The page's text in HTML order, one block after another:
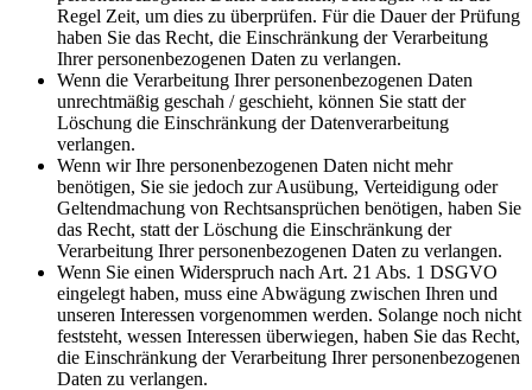
Regel Zeit, um dies zu überprüfen. Für die Dauer der Prüfung
haben Sie das Recht, die Einschränkung der Verarbeitung
Ihrer personenbezogenen Daten zu verlangen.
Wenn die Verarbeitung Ihrer personenbezogenen Daten
unrechtmäßig geschah / geschieht, können Sie statt der
Löschung die Einschränkung der Datenverarbeitung
verlangen.
Wenn wir Ihre personenbezogenen Daten nicht mehr
benötigen, Sie sie jedoch zur Ausübung, Verteidigung oder
Geltendmachung von Rechtsansprüchen benötigen, haben Sie
das Recht, statt der Löschung die Einschränkung der
Verarbeitung Ihrer personenbezogenen Daten zu verlangen.
Wenn Sie einen Widerspruch nach Art. 21 Abs. 1 DSGVO
eingelegt haben, muss eine Abwägung zwischen Ihren und
unseren Interessen vorgenommen werden. Solange noch nicht
feststeht, wessen Interessen überwiegen, haben Sie das Recht,
die Einschränkung der Verarbeitung Ihrer personenbezogenen
Daten zu verlangen.